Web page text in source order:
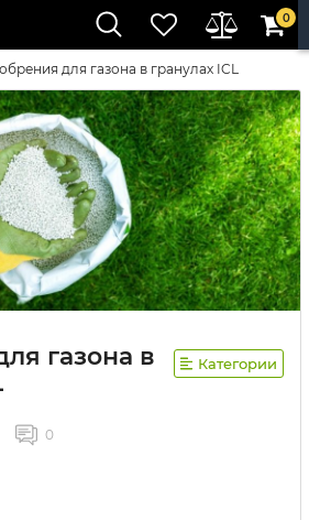
0
для газона в гранулах ICL
газона в
Категории
0